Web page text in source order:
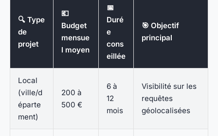
🔍 Type
de
projet
💶
Budget
mensue
l moyen
📅
Duré
e
cons
eillée
🎯 Objectif
principal
Local
(ville/d
éparte
ment)
200 à
500 €
6 à
12
mois
Visibilité sur les
requêtes
géolocalisées